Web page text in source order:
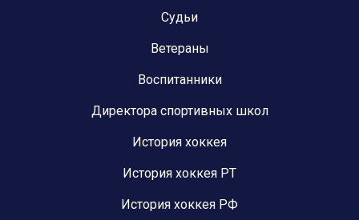
Судьи
Ветераны
Воспитанники
Директора спортивных школ
История хоккея
История хоккея РТ
История хоккея РФ